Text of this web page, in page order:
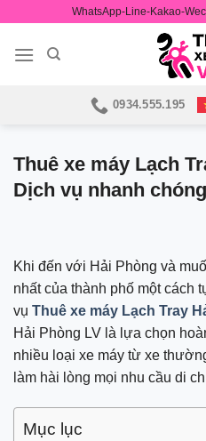
content
WhatsApp-Line-Kakao-
0934.555.195
Thuê xe máy Lạch
Dịch vụ nhanh
Khi đến với Hải Phòng và
nhất của thành phố một cách
vụ Thuê xe máy Lạch Tray
Hải Phòng LV là lựa chọn
nhiều loại xe máy từ xe
làm hài lòng mọi nhu cầu di
Mục lục